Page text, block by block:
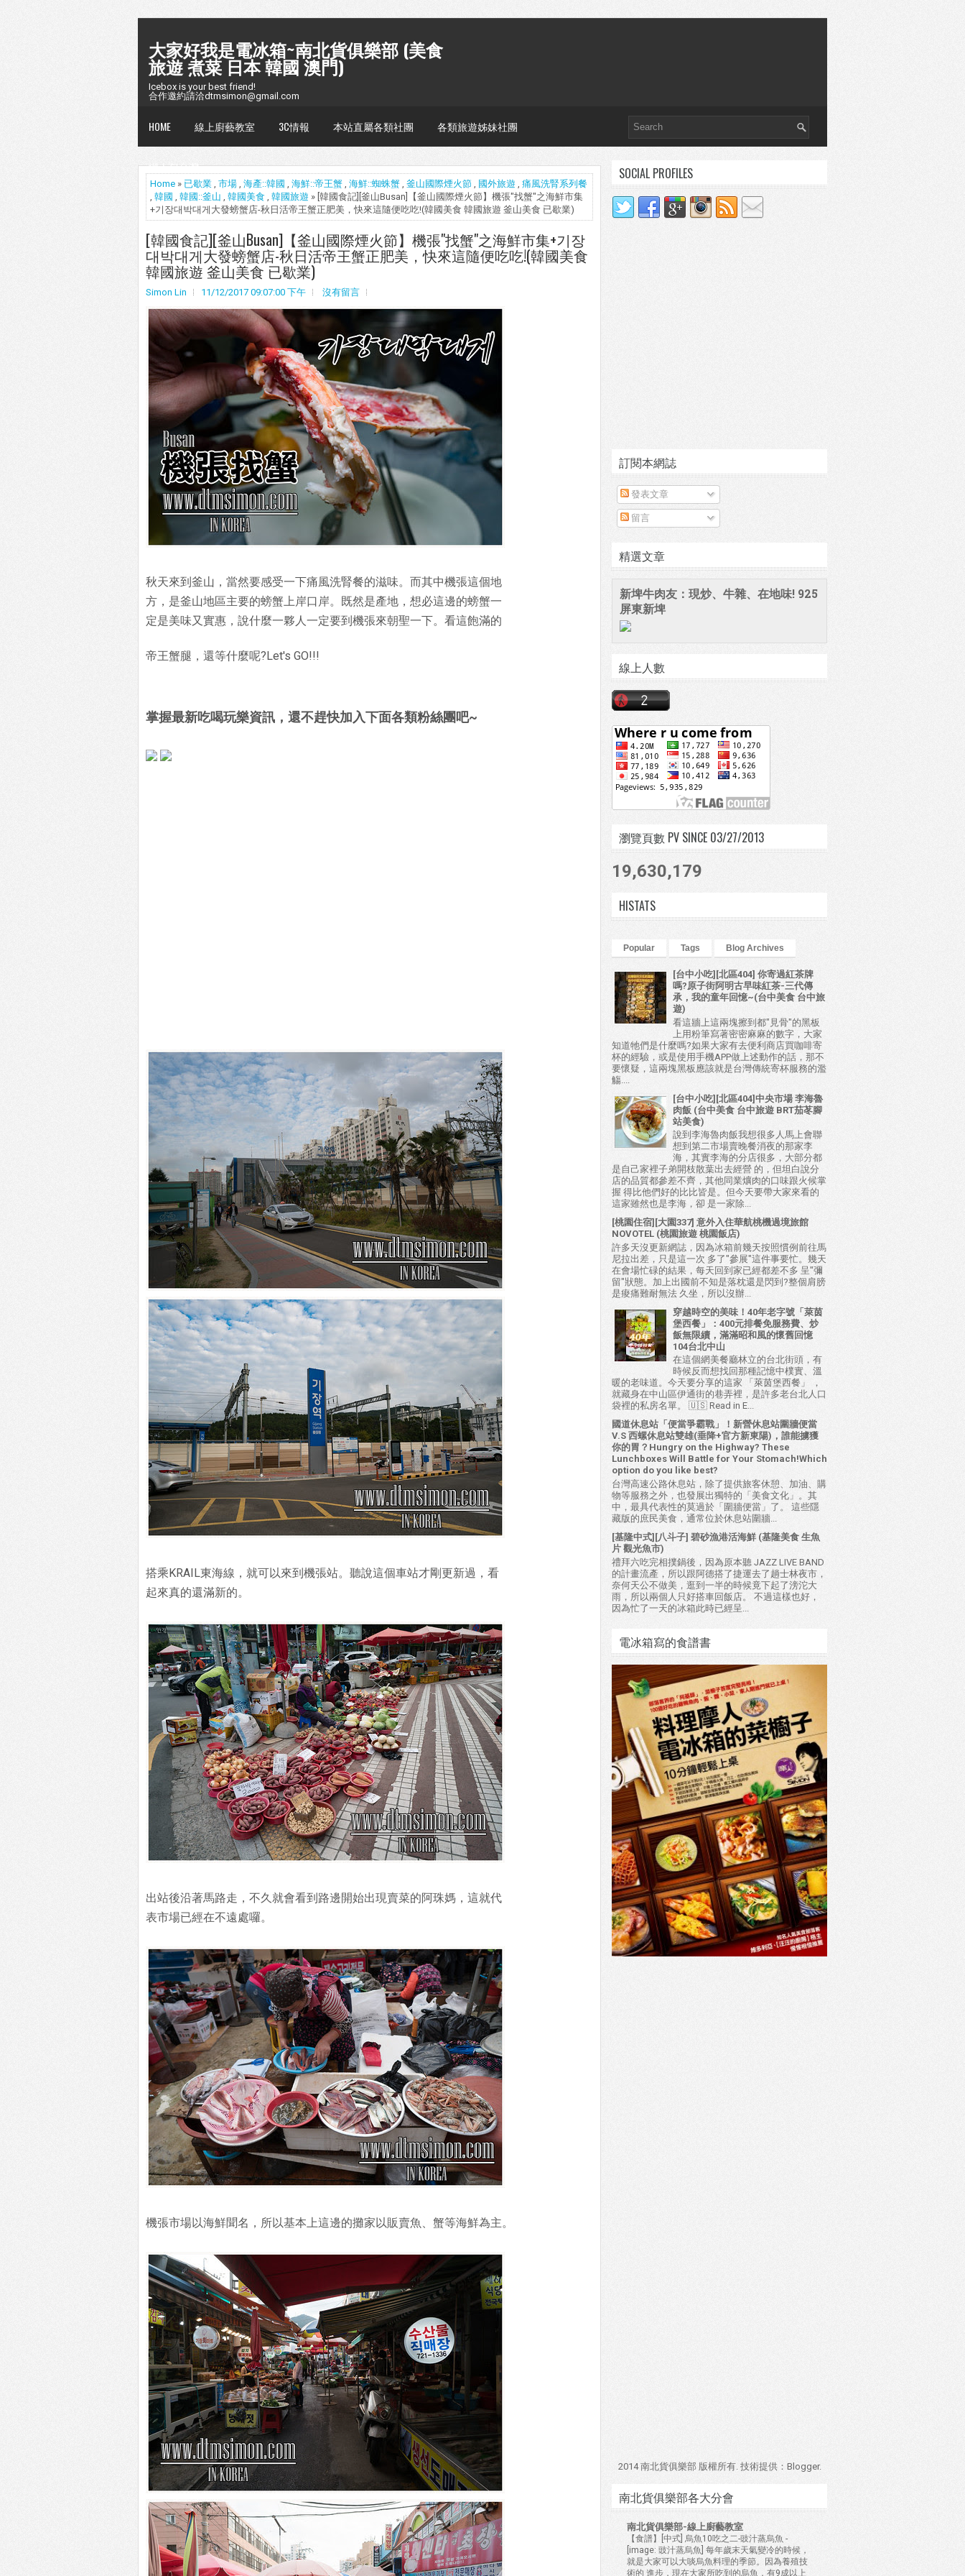
大家好我是電冰箱~南北貨俱樂部 (美食
旅遊 煮菜 日本 韓國 澳門)
Icebox is your best friend!
合作邀約請洽dtmsimon@gmail.com
HOME 線上廚藝教室 3C情報 本站直屬各類社團 各類旅遊姊妹社團
懶人包台灣
Home » 已歇業 , 市場 , 海產::韓國 , 海鮮::帝王蟹 , 海鮮::蜘蛛蟹 , 釜山國際煙火節 , 國外旅遊 , 痛風洗腎系列餐
, 韓國 , 韓國::釜山 , 韓國美食 , 韓國旅遊 » [韓國食記][釜山Busan]【釜山國際煙火節】機張"找蟹"之海鮮市集
+기장대박대게大發螃蟹店-秋日活帝王蟹正肥美，快來這隨便吃吃!(韓國美食 韓國旅遊 釜山美食 已歇業)
[韓國食記][釜山Busan]【釜山國際煙火節】機張"找蟹"之海鮮市集+기장
대박대게大發螃蟹店-秋日活帝王蟹正肥美，快來這隨便吃吃!(韓國美食
韓國旅遊 釜山美食 已歇業)
Simon Lin 11/12/2017 09:07:00 下午 沒有留言
秋天來到釜山，當然要感受一下痛風洗腎餐的滋味。而其中機張這個地
方，是釜山地區主要的螃蟹上岸口岸。既然是產地，想必這邊的螃蟹一
定是美味又實惠，說什麼一夥人一定要到機張來朝聖一下。看這飽滿的
帝王蟹腿，還等什麼呢?Let's GO!!!
掌握最新吃喝玩樂資訊，還不趕快加入下面各類粉絲團吧~
搭乘KRAIL東海線，就可以來到機張站。聽說這個車站才剛更新過，看
起來真的還滿新的。
出站後沿著馬路走，不久就會看到路邊開始出現賣菜的阿珠媽，這就代
表市場已經在不遠處囉。
機張市場以海鮮聞名，所以基本上這邊的攤家以販賣魚、蟹等海鮮為主。
SOCIAL PROFILES
訂閱本網誌
發表文章
留言
精選文章
新埤牛肉友：現炒、牛雜、在地味! 925
屏東新埤
線上人數
瀏覽頁數 PV SINCE 03/27/2013
19,630,179
HISTATS
Popular Tags Blog Archives
[台中小吃][北區404] 你寄過紅茶牌
嗎?原子街阿明古早味紅茶-三代傳
承，我的童年回憶~(台中美食 台中旅
遊)
看這牆上這兩塊擦到都"見骨"的黑板
上用粉筆寫著密密麻麻的數字，大家
知道牠們是什麼嗎?如果大家有去便利商店買咖啡寄
杯的經驗，或是使用手機APP做上述動作的話，那不
要懷疑，這兩塊黑板應該就是台灣傳統寄杯服務的濫
觴....
[台中小吃][北區404]中央市場 李海魯
肉飯 (台中美食 台中旅遊 BRT茄苳腳
站美食)
說到李海魯肉飯我想很多人馬上會聯
想到第二市場賣晚餐消夜的那家李
海，其實李海的分店很多，大部分都
是自己家裡子弟開枝散葉出去經營 的，但坦白說分
店的品質都參差不齊，其他同業爌肉的口味跟火候掌
握 得比他們好的比比皆是。但今天要帶大家來看的
這家雖然也是李海，卻 是一家除...
[桃園住宿][大園337] 意外入住華航桃機過境旅館
NOVOTEL (桃園旅遊 桃園飯店)
許多天沒更新網誌，因為冰箱前幾天按照慣例前往馬
尼拉出差，只是這一次 多了"參展"這件事要忙。幾天
在會場忙碌的結果，每天回到家已經都差不多 呈"彌
留"狀態。加上出國前不知是落枕還是閃到?整個肩膀
是痠痛難耐無法 久坐，所以沒辦...
穿越時空的美味！40年老字號「萊茵
堡西餐」：400元排餐免服務費、炒
飯無限續，滿滿昭和風的懷舊回憶
104台北中山
在這個網美餐廳林立的台北街頭，有
時候反而想找回那種記憶中樸實、溫
暖的老味道。今天要分享的這家 「萊茵堡西餐」 ，
就藏身在中山區伊通街的巷弄裡，是許多老台北人口
袋裡的私房名單。 🇺🇸 Read in E...
國道休息站「便當爭霸戰」！新營休息站圍牆便當
V.S 西螺休息站雙雄(垂降+官方新東陽)，誰能擄獲
你的胃？Hungry on the Highway? These
Lunchboxes Will Battle for Your Stomach!Which
option do you like best?
台灣高速公路休息站，除了提供旅客休憩、加油、購
物等服務之外，也發展出獨特的「美食文化」。其
中，最具代表性的莫過於「圍牆便當」了。 這些隱
藏版的庶民美食，通常位於休息站圍牆...
[基隆中式][八斗子] 碧砂漁港活海鮮 (基隆美食 生魚
片 觀光魚市)
禮拜六吃完相撲鍋後，因為原本聽 JAZZ LIVE BAND
的計畫流產，所以跟阿德搭了捷運去了趟士林夜市，
奈何天公不做美，逛到一半的時候竟下起了滂沱大
雨，所以兩個人只好搭車回飯店。 不過這樣也好，
因為忙了一天的冰箱此時已經呈...
電冰箱寫的食譜書
2014 南北貨俱樂部 版權所有. 技術提供： Blogger.
南北貨俱樂部各大分會
南北貨俱樂部-線上廚藝教室
【食譜】[中式] 烏魚10吃之二-豉汁蒸烏魚 -
[image: 豉汁蒸烏魚] 每年歲末天氣變冷的時候，
就是大家可以大啖烏魚料理的季節。因為養殖技
術的 進步，現在大家所吃到的烏魚，有9成以上